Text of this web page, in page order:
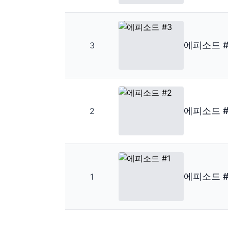
3 에피소드
2 에피소드
1 에피소드